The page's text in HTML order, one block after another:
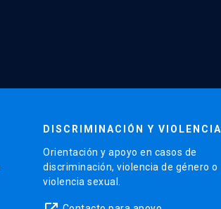
DISCRIMINACIÓN Y VIOLENCIA
Orientación y apoyo en casos de
discriminación, violencia de género o
violencia sexual.